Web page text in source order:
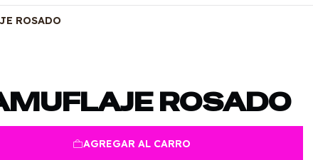
ROSADO
ROSADO
AGREGAR AL CARRO